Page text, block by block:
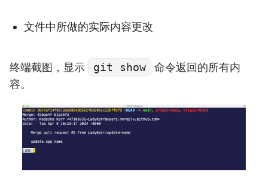
文件中所做的实际内容更改
终端截图，显示 git show
命令返回的所有内
容。